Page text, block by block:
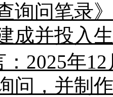
询问笔录
成并投入
2025年12
问，并制